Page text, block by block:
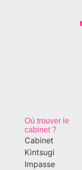
Où trouver le
cabinet ?
Cabinet
Kintsugi
Impasse